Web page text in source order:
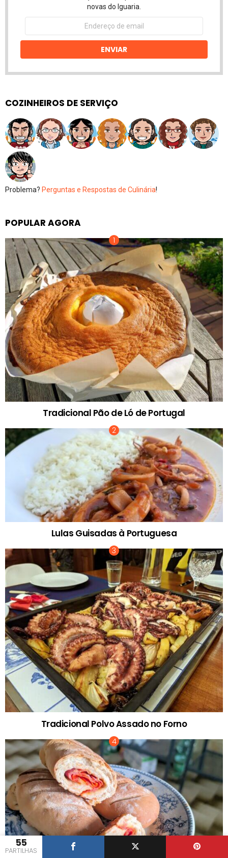
55
PARTILHAS
novas do Iguaria.
Endereço
email
ENVIAR
COZINHEIROS DE SERVIÇO
Problema? Perguntas e Respostas de Culinária!
POPULAR AGORA
Tradicional Pão de Ló de Portugal
Lulas Guisadas à Portuguesa
Tradicional Polvo Assado no Forno